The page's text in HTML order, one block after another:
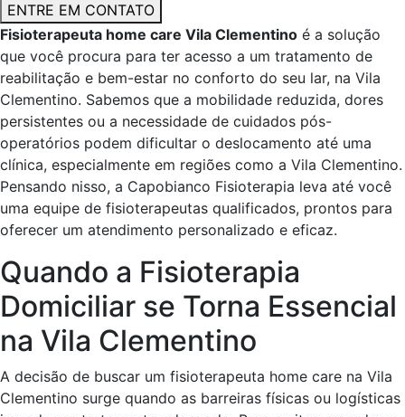
ENTRE EM CONTATO
Fisioterapeuta home care Vila Clementino é a solução
que você procura para ter acesso a um tratamento de
reabilitação e bem-estar no conforto do seu lar, na Vila
Clementino. Sabemos que a mobilidade reduzida, dores
persistentes ou a necessidade de cuidados pós-
operatórios podem dificultar o deslocamento até uma
clínica, especialmente em regiões como a Vila Clementino.
Pensando nisso, a Capobianco Fisioterapia leva até você
uma equipe de fisioterapeutas qualificados, prontos para
oferecer um atendimento personalizado e eficaz.
Quando a Fisioterapia
Domiciliar se Torna Essencial
na Vila Clementino
A decisão de buscar um fisioterapeuta home care na Vila
Clementino surge quando as barreiras físicas ou logísticas